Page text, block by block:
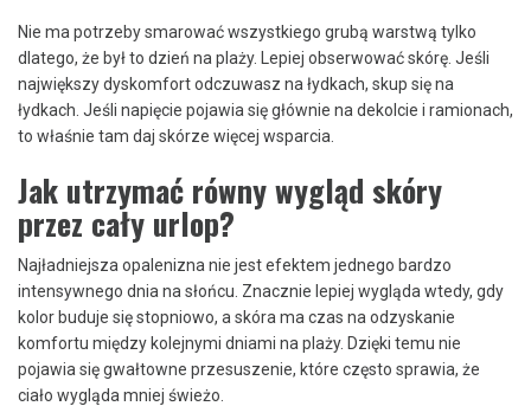
Nie ma potrzeby smarować wszystkiego grubą warstwą tylko
dlatego, że był to dzień na plaży. Lepiej obserwować skórę. Jeśli
największy dyskomfort odczuwasz na łydkach, skup się na
łydkach. Jeśli napięcie pojawia się głównie na dekolcie i ramionach,
to właśnie tam daj skórze więcej wsparcia.
Jak utrzymać równy wygląd skóry
przez cały urlop?
Najładniejsza opalenizna nie jest efektem jednego bardzo
intensywnego dnia na słońcu. Znacznie lepiej wygląda wtedy, gdy
kolor buduje się stopniowo, a skóra ma czas na odzyskanie
komfortu między kolejnymi dniami na plaży. Dzięki temu nie
pojawia się gwałtowne przesuszenie, które często sprawia, że
ciało wygląda mniej świeżo.